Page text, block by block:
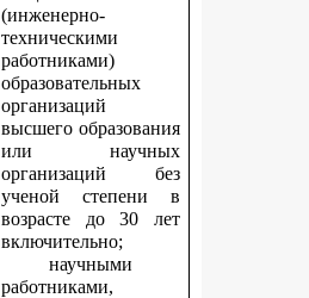
(инженерно-
техническими
работниками)
образовательных
организаций
высшего образования
или научных
организаций без
ученой степени в
возрасте до 30 лет
включительно;
научными
работниками,